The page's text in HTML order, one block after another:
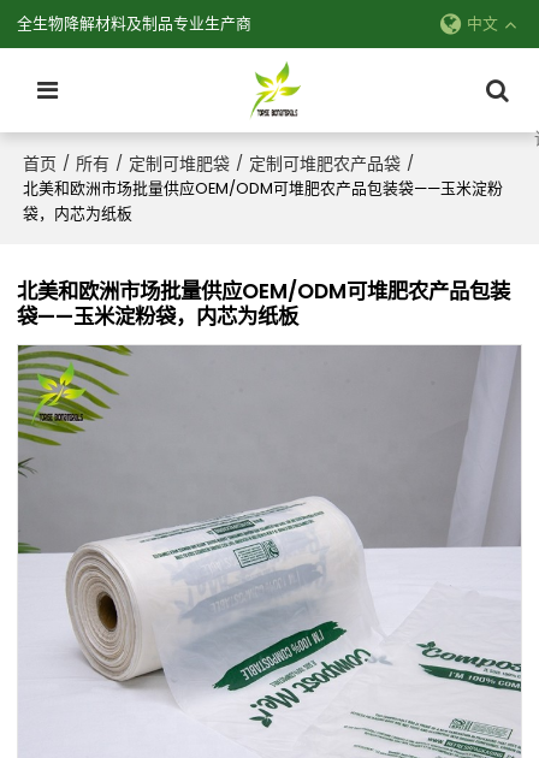
全生物降解材料及制品专业生产商 中文
首页 / 所有 / 定制可堆肥袋 / 定制可堆肥农产品袋 /
北美和欧洲市场批量供应OEM/ODM可堆肥农产品包装袋——玉米淀粉
袋，内芯为纸板
北美和欧洲市场批量供应OEM/ODM可堆肥农产品包装
袋——玉米淀粉袋，内芯为纸板